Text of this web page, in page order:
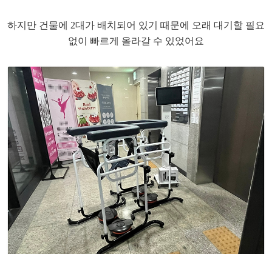
​하지만 건물에 2대가 배치되어 있기 때문에 오래 대기할 필요
없이 빠르게 올라갈 수 있었어요